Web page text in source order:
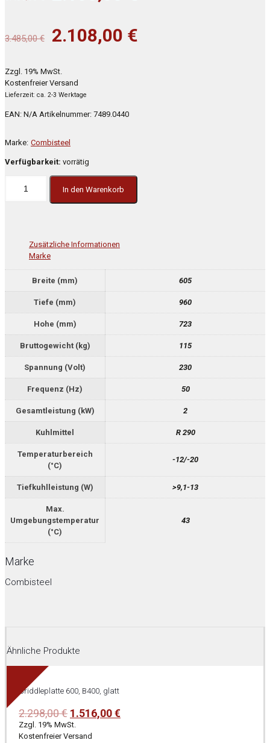
war:
3.485,00 €
3.485,00€
Ursprünglicher
war:
3.485,00 €
2.108,00 €
Zzgl. 19% MwSt.
Kostenfreier Versand
Lieferzeit: ca. 2-3 Werktage
EAN: N/A Artikelnummer: 7489.0440
Marke: Combisteel
Verfügbarkeit: vorrätig
In den Warenkorb
Zusätzliche Informationen
Marke
Breite (mm) 605
Tiefe (mm) 960
Hohe (mm) 723
Bruttogewicht (kg) 115
Spannung (Volt) 230
Frequenz (Hz) 50
Gesamtleistung (kW) 2
Kuhlmittel R 290
Temperaturbereich
(°C)
-12/-20
Tiefkuhlleistung (W) >9,1-13
Max.
Umgebungstemperatur
(°C)
43
Marke
Combisteel
Ähnliche Produkte
Griddleplatte 600, B400, glatt
2.298,00€ Ursprünglicher
Preis
war:
1.516,00€Aktueller
Zzgl. 19% MwSt.
Kostenfreier Versand